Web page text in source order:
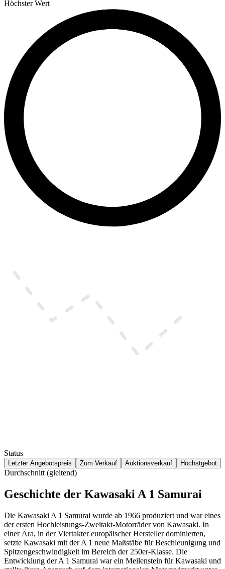
Höchster Wert
Status
Letzter Angebotspreis Zum Verkauf Auktionsverkauf Höchstgebot
Durchschnitt (gleitend)
Geschichte der Kawasaki A 1 Samurai
Die Kawasaki A 1 Samurai wurde ab 1966 produziert und war eines
der ersten Hochleistungs-Zweitakt-Motorräder von Kawasaki. In
einer Ära, in der Viertakter europäischer Hersteller dominierten,
setzte Kawasaki mit der A 1 neue Maßstäbe für Beschleunigung und
Spitzengeschwindigkeit im Bereich der 250er-Klasse. Die
Entwicklung der A 1 Samurai war ein Meilenstein für Kawasaki und